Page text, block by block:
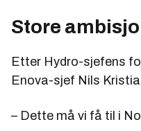
Store
Etter Hydro-sjefens
Enova-sjef Nils
– Dette må vi få til i